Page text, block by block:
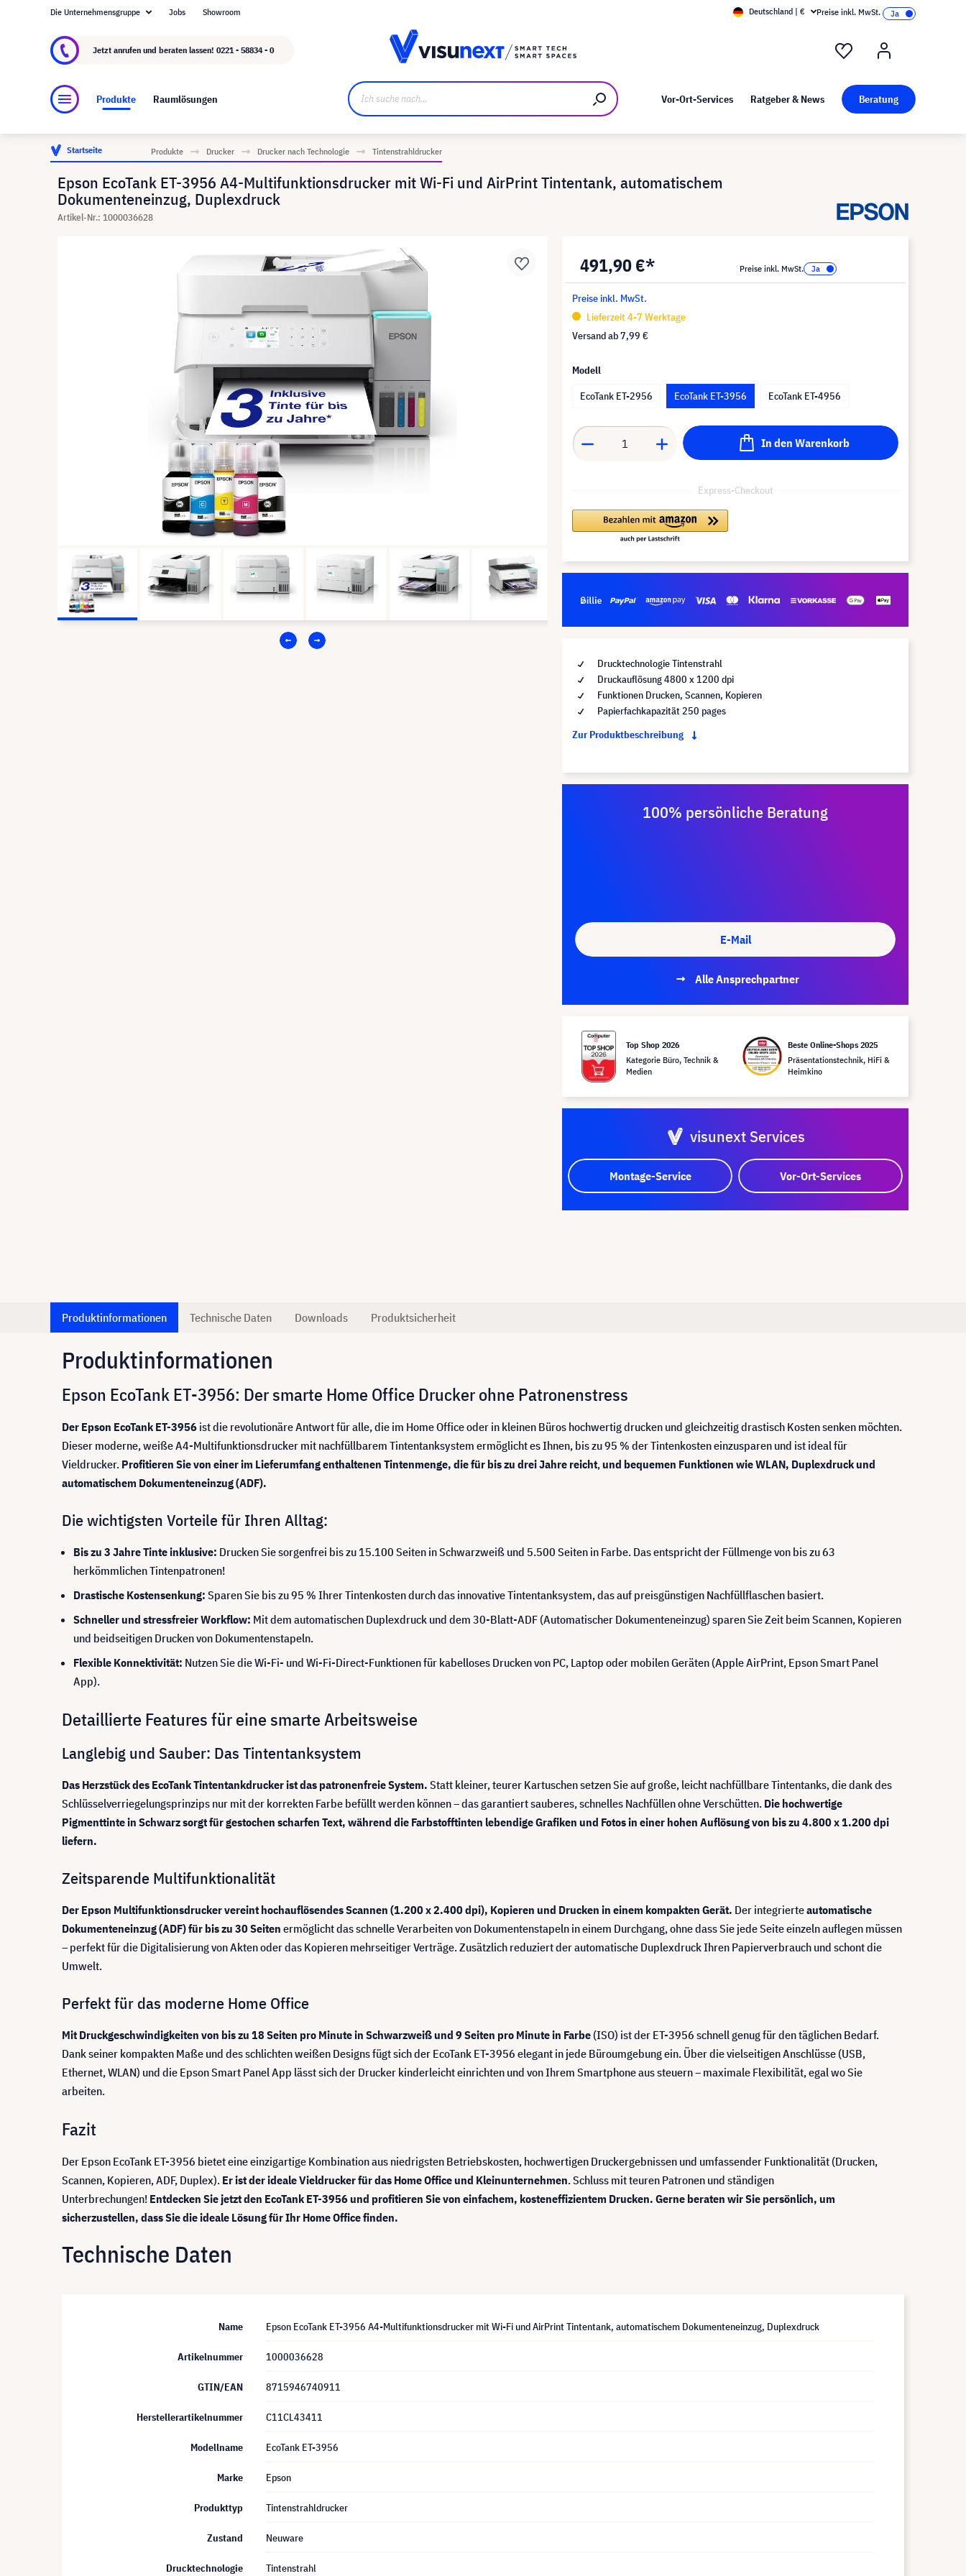
Über visunext.de Kunst bei visunext
Die Unternehmensgruppe Jobs Showroom Deutschland | € Preise inkl. MwSt.
Jetzt anrufen und beraten lassen! 0221 - 58834 - 0
Produkte Raumlösungen Vor-Ort-Services Ratgeber & News Beratung
Startseite Produkte Drucker Drucker nach Technologie Tintenstrahldrucker
Epson EcoTank ET-3956 A4-Multifunktionsdrucker mit Wi-Fi und AirPrint Tintentank, automatischem
Dokumenteneinzug, Duplexdruck
Artikel-Nr.: 1000036628
491,90 €* Preise inkl. MwSt.
Preise inkl. MwSt.
Lieferzeit 4-7 Werktage
Versand ab7,99 €
Modell
EcoTank ET-2956
EcoTank ET-3956 EcoTank ET-4956
In den Warenkorb
Express-Checkout
Drucktechnologie Tintenstrahl
Druckauflösung 4800 x 1200 dpi
Funktionen Drucken, Scannen, Kopieren
Papierfachkapazität 250 pages
Zur Produktbeschreibung
100% persönliche Beratung
E-Mail
Alle Ansprechpartner
Top Shop 2026
Kategorie Büro, Technik &
Medien
Beste Online-Shops 2025
Präsentationstechnik, HiFi &
Heimkino
visunext Services
Montage-Service Vor-Ort-Services
Produktinformationen Technische Daten Downloads Produktsicherheit
Produktinformationen
Epson EcoTank ET-3956: Der smarte Home Office Drucker ohne Patronenstress
Der Epson EcoTank ET-3956 ist die revolutionäre Antwort für alle, die im Home Office oder in kleinen Büros hochwertig drucken und gleichzeitig drastisch Kosten senken möchten.
Dieser moderne, weiße A4-Multifunktionsdrucker mit nachfüllbarem Tintentanksystem ermöglicht es Ihnen, bis zu 95 % der Tintenkosten einzusparen und ist ideal für
Vieldrucker. Profitieren Sie von einer im Lieferumfang enthaltenen Tintenmenge, die für bis zu drei Jahre reicht, und bequemen Funktionen wie WLAN, Duplexdruck und
automatischem Dokumenteneinzug (ADF).
Die wichtigsten Vorteile für Ihren Alltag:
Bis zu 3 Jahre Tinte inklusive: Drucken Sie sorgenfrei bis zu 15.100 Seiten in Schwarzweiß und 5.500 Seiten in Farbe. Das entspricht der Füllmenge von bis zu 63
herkömmlichen Tintenpatronen!
Drastische Kostensenkung: Sparen Sie bis zu 95 % Ihrer Tintenkosten durch das innovative Tintentanksystem, das auf preisgünstigen Nachfüllflaschen basiert.
Schneller und stressfreier Workflow: Mit dem automatischen Duplexdruck und dem 30-Blatt-ADF (Automatischer Dokumenteneinzug) sparen Sie Zeit beim Scannen, Kopieren
und beidseitigen Drucken von Dokumentenstapeln.
Flexible Konnektivität: Nutzen Sie die Wi-Fi- und Wi-Fi-Direct-Funktionen für kabelloses Drucken von PC, Laptop oder mobilen Geräten (Apple AirPrint, Epson Smart Panel
App).
Detaillierte Features für eine smarte Arbeitsweise
Langlebig und Sauber: Das Tintentanksystem
Das Herzstück des EcoTank Tintentankdrucker ist das patronenfreie System. Statt kleiner, teurer Kartuschen setzen Sie auf große, leicht nachfüllbare Tintentanks, die dank des
Schlüsselverriegelungsprinzips nur mit der korrekten Farbe befüllt werden können – das garantiert sauberes, schnelles Nachfüllen ohne Verschütten. Die hochwertige
Pigmenttinte in Schwarz sorgt für gestochen scharfen Text, während die Farbstofftinten lebendige Grafiken und Fotos in einer hohen Auflösung von bis zu 4.800 x 1.200 dpi
liefern.
Zeitsparende Multifunktionalität
Der Epson Multifunktionsdrucker vereint hochauflösendes Scannen (1.200 x 2.400 dpi), Kopieren und Drucken in einem kompakten Gerät. Der integrierteautomatische
Dokumenteneinzug (ADF) für bis zu 30 Seiten ermöglicht das schnelle Verarbeiten von Dokumentenstapeln in einem Durchgang, ohne dass Sie jede Seite einzeln auflegen müssen
– perfekt für die Digitalisierung von Akten oder das Kopieren mehrseitiger Verträge. Zusätzlich reduziert der automatische Duplexdruck Ihren Papierverbrauch und schont die
Umwelt.
Perfekt für das moderne Home Office
Mit Druckgeschwindigkeiten von bis zu 18 Seiten pro Minute in Schwarzweiß und 9 Seiten pro Minute in Farbe(ISO) ist der ET-3956 schnell genug für den täglichen Bedarf.
Dank seiner kompakten Maße und des schlichten weißen Designs fügt sich der EcoTank ET-3956 elegant in jede Büroumgebung ein. Über die vielseitigen Anschlüsse (USB,
Ethernet, WLAN) und die Epson Smart Panel App lässt sich der Drucker kinderleicht einrichten und von Ihrem Smartphone aus steuern – maximale Flexibilität, egal wo Sie
arbeiten.
Fazit
Der Epson EcoTank ET-3956 bietet eine einzigartige Kombination aus niedrigsten Betriebskosten, hochwertigen Druckergebnissen und umfassender Funktionalität (Drucken,
Scannen, Kopieren, ADF, Duplex). Er ist der ideale Vieldrucker für das Home Office und Kleinunternehmen. Schluss mit teuren Patronen und ständigen
Unterbrechungen! Entdecken Sie jetzt den EcoTank ET-3956 und profitieren Sie von einfachem, kosteneffizientem Drucken. Gerne beraten wir Sie persönlich, um
sicherzustellen, dass Sie die ideale Lösung für Ihr Home Office finden.
Technische Daten
Name Epson EcoTank ET-3956 A4-Multifunktionsdrucker mit Wi-Fi und AirPrint Tintentank, automatischem Dokumenteneinzug, Duplexdruck
Artikelnummer 1000036628
GTIN/EAN 8715946740911
Herstellerartikelnummer C11CL43411
Modellname EcoTank ET-3956
Marke Epson
Produkttyp Tintenstrahldrucker
Zustand Neuware
Drucktechnologie Tintenstrahl